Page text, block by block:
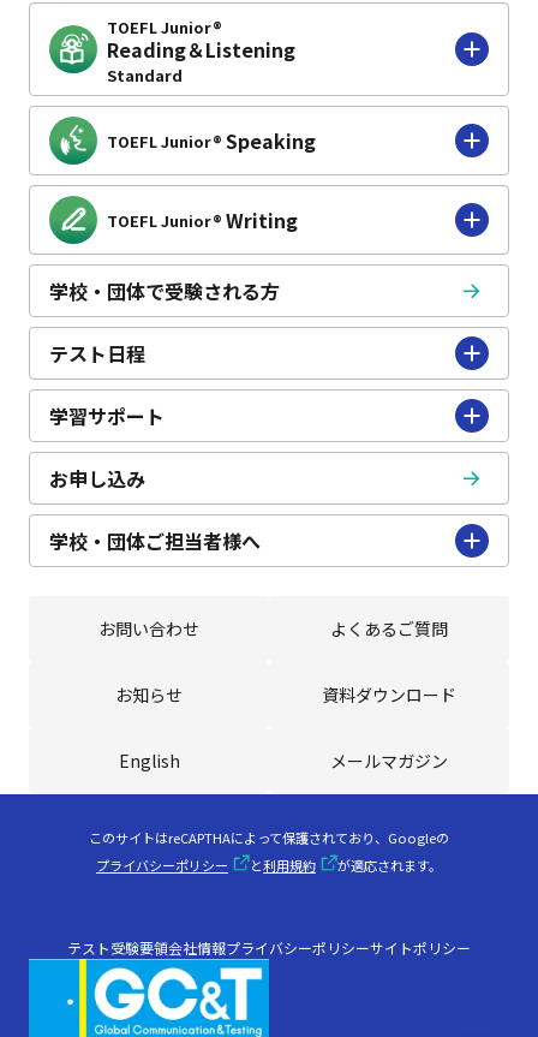
TOEFL Junior®
Reading＆Listening
Standard
TOEFL Junior® Speaking
TOEFL Junior® Writing
学校・団体で受験される方
テスト日程
学習サポート
お申し込み
学校・団体ご担当者様へ
お問い合わせ よくあるご質問
お知らせ 資料ダウンロード
English メールマガジン
このサイトはreCAPTHAによって保護されており、Googleの
プライバシーポリシー
と利用規約 が適応されます。
テスト受験要領会社情報プライバシーポリシーサイトポリシー